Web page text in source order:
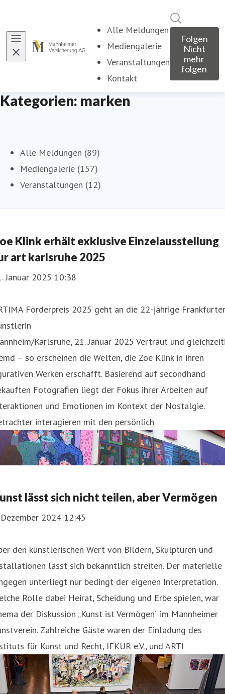
Alle Meldungen
Mediengalerie
Veranstaltungen
Kontakt
Folgen
Nicht
mehr
folgen
Kategorien: marken
Alle Meldungen (89)
Mediengalerie (157)
Veranstaltungen (12)
Klink erhält exklusive Einzelausstellung
art karlsruhe 2025
Januar 2025 10:38
Förderpreis 2025 geht an die 22-jährige Frankfurter
Karlsruhe, 21. Januar 2025 Vertraut und
– so erscheinen die Welten, die Zoe Klink in ihren
Werken erschafft. Basierend auf secondhand
Fotografien liegt der Fokus ihrer Arbeiten auf
und Emotionen im Kontext der Nostalgie.
interagieren mit den persönlich
lässt sich nicht teilen, aber Vermögen
2024 12:45
den künstlerischen Wert von Bildern, Skulpturen und
lässt sich bekanntlich streiten. Der materielle
unterliegt nur bedingt der eigenen Interpretation.
Rolle dabei Heirat, Scheidung und Erbe spielen, war
der Diskussion „Kunst ist Vermögen“ im Mannheimer
Zahlreiche Gäste waren der Einladung des
für Kunst und Recht, IFKUR e.V., und ARTI